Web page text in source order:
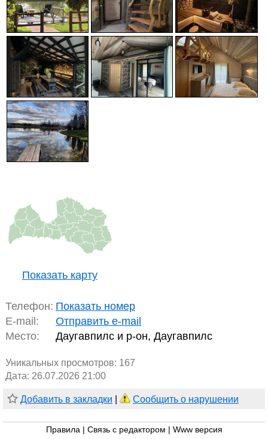
Показать карту
Телефон: Показать номер
E-mail:
Отправить e-mail
Место:
Даугавпилс и р-он, Даугавпилс
Уникальных просмотров: 167
Дата: 26.07.2026 21:00
Добавить в закладки Сообщить о нарушении
Правила Связь с редактором Www версия